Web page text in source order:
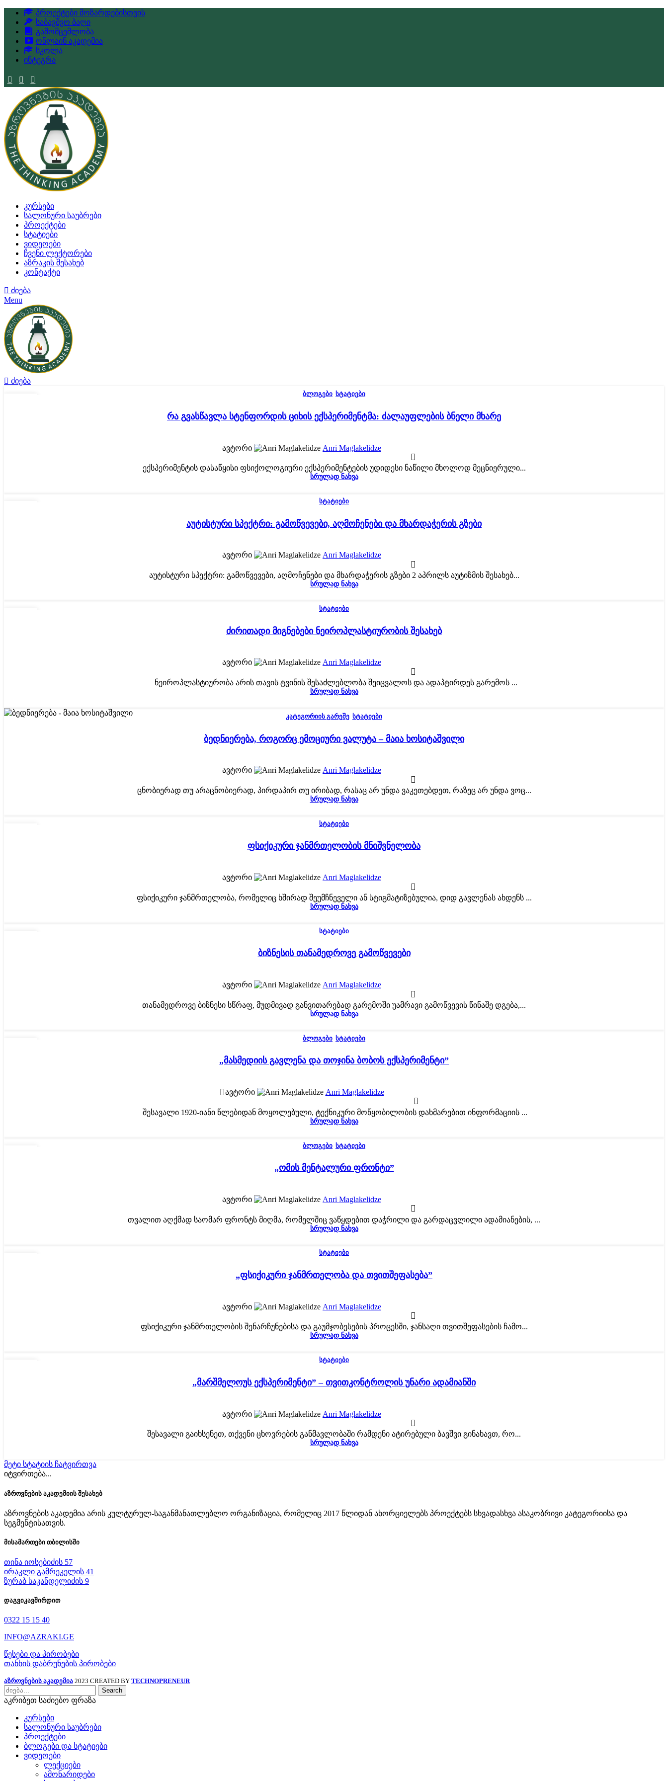
პროექტები მოზარდებისთვის
საბავშვო ბაღი
გამომცემლობა
ონლაინ აკადემია
სკოლა
ინტეგრა
კურსები
სალონური საუბრები
პროექტები
სტატიები
ვიდეოები
ჩვენი ლექტორები
აზრაკის შესახებ
კონტაქტი
ძიება
Menu
ძიება
ᲑᲚᲝᲒᲔᲑᲘ ᲡᲢᲐᲢᲘᲔᲑᲘ
რა გვასწავლა სტენფორდის ციხის ექსპერიმენტმა: ძალაუფლების ბნელი მხარე
ავტორი Anri Maglakelidze
ექსპერიმენტის დასაწყისი ფსიქოლოგიური ექსპერიმენტების უდიდესი ნაწილი მხოლოდ მეცნიერული...
ᲡᲠᲣᲚᲐᲓ ᲜᲐᲮᲕᲐ
ᲡᲢᲐᲢᲘᲔᲑᲘ
აუტისტური სპექტრი: გამოწვევები, აღმოჩენები და მხარდაჭერის გზები
ავტორი Anri Maglakelidze
აუტისტური სპექტრი: გამოწვევები, აღმოჩენები და მხარდაჭერის გზები 2 აპრილს აუტიზმის შესახებ...
ᲡᲠᲣᲚᲐᲓ ᲜᲐᲮᲕᲐ
ᲡᲢᲐᲢᲘᲔᲑᲘ
ძირითადი მიგნებები ნეიროპლასტიურობის შესახებ
ავტორი Anri Maglakelidze
ნეიროპლასტიურობა არის თავის ტვინის შესაძლებლობა შეიცვალოს და ადაპტირდეს გარემოს ...
ᲡᲠᲣᲚᲐᲓ ᲜᲐᲮᲕᲐ
ᲙᲐᲢᲔᲒᲝᲠᲘᲘᲡ ᲒᲐᲠᲔᲨᲔ ᲡᲢᲐᲢᲘᲔᲑᲘ
ბედნიერება, როგორც ემოციური ვალუტა – მაია ხოსიტაშვილი
ავტორი Anri Maglakelidze
ცნობიერად თუ არაცნობიერად, პირდაპირ თუ ირიბად, რასაც არ უნდა ვაკეთებდეთ, რაზეც არ უნდა ვოც...
ᲡᲠᲣᲚᲐᲓ ᲜᲐᲮᲕᲐ
ᲡᲢᲐᲢᲘᲔᲑᲘ
ფსიქიკური ჯანმრთელობის მნიშვნელობა
ავტორი Anri Maglakelidze
ფსიქიკური ჯანმრთელობა, რომელიც ხშირად შეუმჩნეველი ან სტიგმატიზებულია, დიდ გავლენას ახდენს ...
ᲡᲠᲣᲚᲐᲓ ᲜᲐᲮᲕᲐ
ᲡᲢᲐᲢᲘᲔᲑᲘ
ბიზნესის თანამედროვე გამოწვევები
ავტორი Anri Maglakelidze
თანამედროვე ბიზნესი სწრაფ, მუდმივად განვითარებად გარემოში უამრავი გამოწვევის წინაშე დგება,...
ᲡᲠᲣᲚᲐᲓ ᲜᲐᲮᲕᲐ
ᲑᲚᲝᲒᲔᲑᲘ ᲡᲢᲐᲢᲘᲔᲑᲘ
„მასმედიის გავლენა და თოჯინა ბობოს ექსპერიმენტი”
ავტორი Anri Maglakelidze
შესავალი 1920-იანი წლებიდან მოყოლებული, ტექნიკური მოწყობილობის დახმარებით ინფორმაციის ...
ᲡᲠᲣᲚᲐᲓ ᲜᲐᲮᲕᲐ
ᲑᲚᲝᲒᲔᲑᲘ ᲡᲢᲐᲢᲘᲔᲑᲘ
„ომის მენტალური ფრონტი”
ავტორი Anri Maglakelidze
თვალით აღქმად საომარ ფრონტს მიღმა, რომელშიც ვაწყდებით დაჭრილი და გარდაცვლილი ადამიანების, ...
ᲡᲠᲣᲚᲐᲓ ᲜᲐᲮᲕᲐ
ᲡᲢᲐᲢᲘᲔᲑᲘ
„ფსიქიკური ჯანმრთელობა და თვითშეფასება”
ავტორი Anri Maglakelidze
ფსიქიკური ჯანმრთელობის შენარჩუნებისა და გაუმჯობესების პროცესში, ჯანსაღი თვითშეფასების ჩამო...
ᲡᲠᲣᲚᲐᲓ ᲜᲐᲮᲕᲐ
ᲡᲢᲐᲢᲘᲔᲑᲘ
„მარშმელოუს ექსპერიმენტი” – თვითკონტროლის უნარი ადამიანში
ავტორი Anri Maglakelidze
შესავალი გაიხსენეთ, თქვენი ცხოვრების განმავლობაში რამდენი ატირებული ბავშვი გინახავთ, რო...
ᲡᲠᲣᲚᲐᲓ ᲜᲐᲮᲕᲐ
მეტი სტატიის ჩატვირთვა
იტვირთება...
აზროვნების აკადემიის შესახებ
აზროვნების აკადემია არის კულტურულ-საგანმანათლებლო ორგანიზაცია, რომელიც 2017 წლიდან ახორციელებს პროექტებს სხვადასხვა ასაკობრივი კატეგორიისა და
სეგმენტისათვის.
მისამართები თბილისში
თინა იოსებიძის 57
ირაკლი გამრეკელის 41
ზურაბ საკანდელიძის 9
დაგვიკავშირდით
0322 15 15 40
INFO@AZRAKI.GE
წესები და პირობები
თანხის დაბრუნების პირობები
აზროვნების აკადემია 2023 CREATED BY TECHNOPRENEUR
Search
აკრიბეთ საძიებო ფრაზა
კურსები
სალონური საუბრები
პროექტები
ბლოგები და სტატიები
ვიდეოები
ლექციები
ამონარიდები